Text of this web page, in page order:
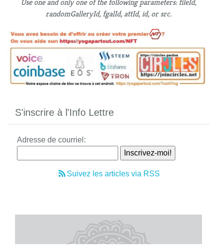
Use one and only one of the following parameters: fileId,
randomGalleryId, fgalId, attId, id, or src.
S'inscrire à l'Info Lettre
Adresse de courriel:
Suivez les articles via RSS